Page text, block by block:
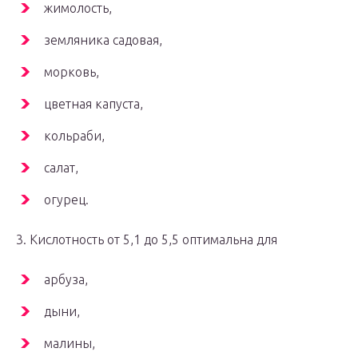
жимолость,
земляника садовая,
морковь,
цветная капуста,
кольраби,
салат,
огурец.
3. Кислотность от 5,1 до 5,5 оптимальна для
арбуза,
дыни,
малины,